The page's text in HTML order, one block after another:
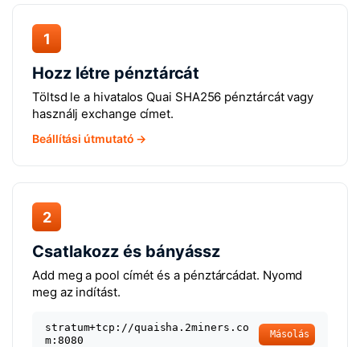
1
Hozz létre pénztárcát
Töltsd le a hivatalos Quai SHA256 pénztárcát vagy
használj exchange címet.
Beállítási útmutató →
2
Csatlakozz és bányássz
Add meg a pool címét és a pénztárcádat. Nyomd
meg az indítást.
stratum+tcp://quaisha.2miners.co
m:8080
Másolás